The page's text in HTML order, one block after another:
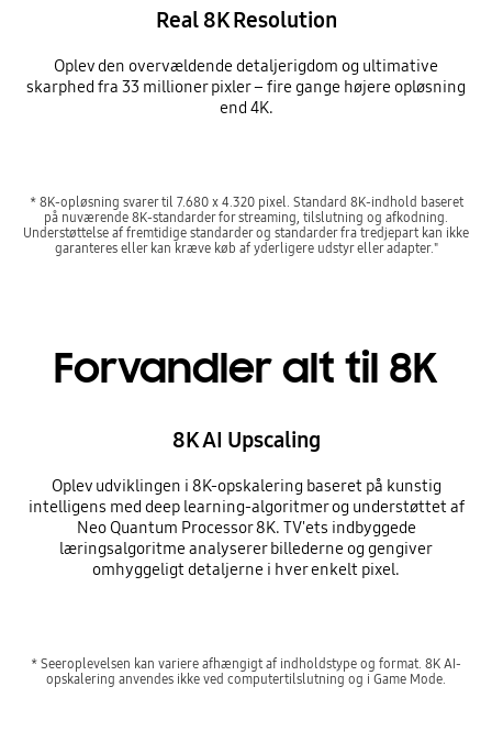
Real 8K Resolution
Oplev den overvældende detaljerigdom og ultimative
skarphed fra 33 millioner pixler – fire gange højere opløsning
end 4K.
* 8K-opløsning svarer til 7.680 x 4.320 pixel. Standard 8K-indhold baseret
på nuværende 8K-standarder for streaming, tilslutning og afkodning.
Understøttelse af fremtidige standarder og standarder fra tredjepart kan ikke
garanteres eller kan kræve køb af yderligere udstyr eller adapter."
Forvandler alt til 8K
8K AI Upscaling
Oplev udviklingen i 8K-opskalering baseret på kunstig
intelligens med deep learning-algoritmer og understøttet af
Neo Quantum Processor 8K. TV'ets indbyggede
læringsalgoritme analyserer billederne og gengiver
omhyggeligt detaljerne i hver enkelt pixel.
* Seeroplevelsen kan variere afhængigt af indholdstype og format. 8K AI-
opskalering anvendes ikke ved computertilslutning og i Game Mode.